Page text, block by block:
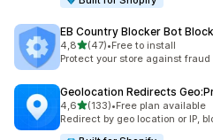
EB Country Blocker Bot
4,8/ 5 tähteä
(47)
47 arvostelua yhteensä
•Free to install
Protect your store against
Geolocation Redirects
4,6/ 5 tähteä
(133)
133 arvostelua yhteensä
•Free plan available
Redirect by geo location or IP,